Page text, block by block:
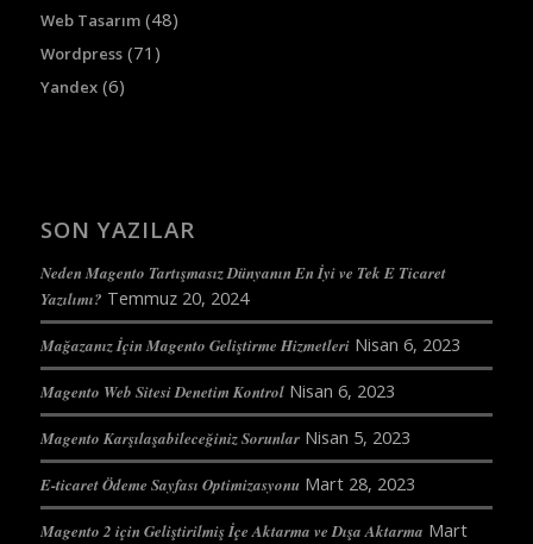
Web Tasarım(48)
Wordpress(71)
Yandex(6)
SON YAZILAR
Neden Magento Tartışmasız Dünyanın En İyi ve Tek E Ticaret
Yazılımı? Temmuz 20, 2024
Mağazanız İçin Magento Geliştirme Hizmetleri Nisan 6, 2023
Magento Web Sitesi Denetim Kontrol Nisan 6, 2023
Magento Karşılaşabileceğiniz Sorunlar Nisan 5, 2023
E-ticaret Ödeme Sayfası Optimizasyonu Mart 28, 2023
Magento 2 için Geliştirilmiş İçe Aktarma ve Dışa Aktarma Mart